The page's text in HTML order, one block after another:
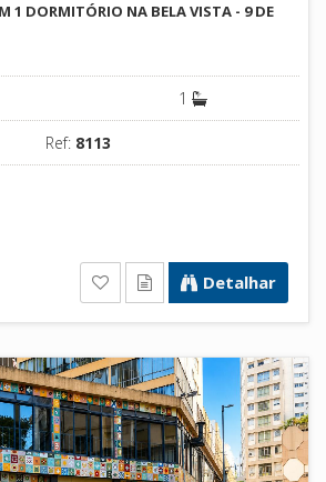
1 DORMITÓRIO NA BELA VISTA - 9 DE
1
Ref: 8113
Detalhar